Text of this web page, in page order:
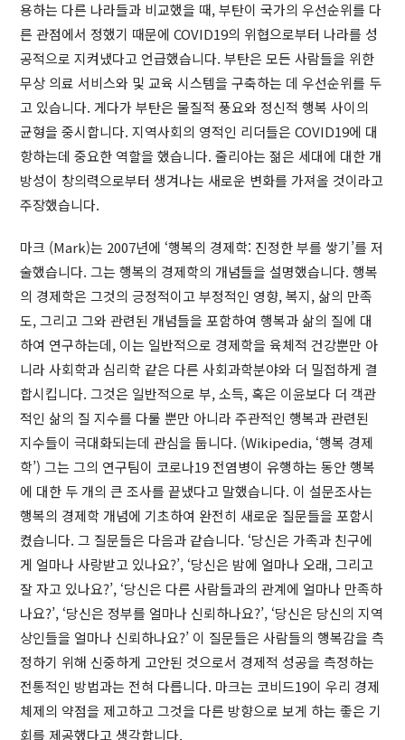
용하는 다른 나라들과 비교했을 때, 부탄이 국가의 우선순위를 다
른 관점에서 정했기 때문에 COVID19의 위협으로부터 나라를 성
공적으로 지켜냈다고 언급했습니다. 부탄은 모든 사람들을 위한
무상 의료 서비스와 및 교육 시스템을 구축하는 데 우선순위를 두
고 있습니다. 게다가 부탄은 물질적 풍요와 정신적 행복 사이의
균형을 중시합니다. 지역사회의 영적인 리더들은 COVID19에 대
항하는데 중요한 역할을 했습니다. 줄리아는 젊은 세대에 대한 개
방성이 창의력으로부터 생겨나는 새로운 변화를 가져올 것이라고
주장했습니다.
마크 (Mark)는 2007년에 ‘행복의 경제학: 진정한 부를 쌓기’를 저
술했습니다. 그는 행복의 경제학의 개념들을 설명했습니다. 행복
의 경제학은 그것의 긍정적이고 부정적인 영향, 복지, 삶의 만족
도, 그리고 그와 관련된 개념들을 포함하여 행복과 삶의 질에 대
하여 연구하는데, 이는 일반적으로 경제학을 육체적 건강뿐만 아
니라 사회학과 심리학 같은 다른 사회과학분야와 더 밀접하게 결
합시킵니다. 그것은 일반적으로 부, 소득, 혹은 이윤보다 더 객관
적인 삶의 질 지수를 다룰 뿐만 아니라 주관적인 행복과 관련된
지수들이 극대화되는데 관심을 둡니다. (Wikipedia, ‘행복 경제
학’) 그는 그의 연구팀이 코로나19 전염병이 유행하는 동안 행복
에 대한 두 개의 큰 조사를 끝냈다고 말했습니다. 이 설문조사는
행복의 경제학 개념에 기초하여 완전히 새로운 질문들을 포함시
켰습니다. 그 질문들은 다음과 같습니다. ‘당신은 가족과 친구에
게 얼마나 사랑받고 있나요?’, ‘당신은 밤에 얼마나 오래, 그리고
잘 자고 있나요?’, ‘당신은 다른 사람들과의 관계에 얼마나 만족하
나요?’, ‘당신은 정부를 얼마나 신뢰하나요?’, ‘당신은 당신의 지역
상인들을 얼마나 신뢰하나요?’ 이 질문들은 사람들의 행복감을 측
정하기 위해 신중하게 고안된 것으로서 경제적 성공을 측정하는
전통적인 방법과는 전혀 다릅니다. 마크는 코비드19이 우리 경제
체제의 약점을 제고하고 그것을 다른 방향으로 보게 하는 좋은 기
회를 제공했다고 생각합니다.